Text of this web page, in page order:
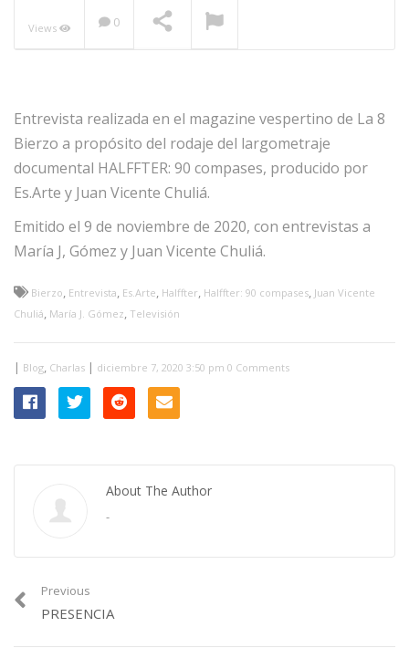
Views 0
Entrevista realizada en el magazine vespertino de La 8
Bierzo a propósito del rodaje del largometraje
documental HALFFTER: 90 compases, producido por
Es.Arte y Juan Vicente Chuliá.
Emitido el 9 de noviembre de 2020, con entrevistas a
María J, Gómez y Juan Vicente Chuliá.
Bierzo, Entrevista, Es.Arte, Halffter, Halffter: 90 compases, Juan Vicente
Chuliá, María J. Gómez, Televisión
| Blog, Charlas | diciembre 7, 2020 3:50 pm 0 Comments
About The Author
-
Previous
PRESENCIA